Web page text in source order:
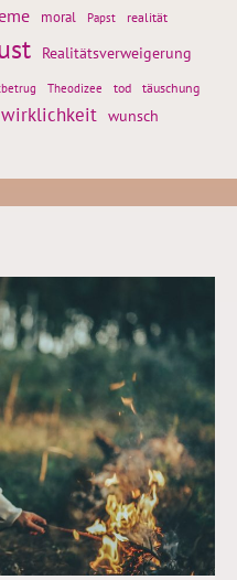
moral Papst realität
Realitätsverweigerung
Theodizee tod täuschung
wirklichkeit wunsch